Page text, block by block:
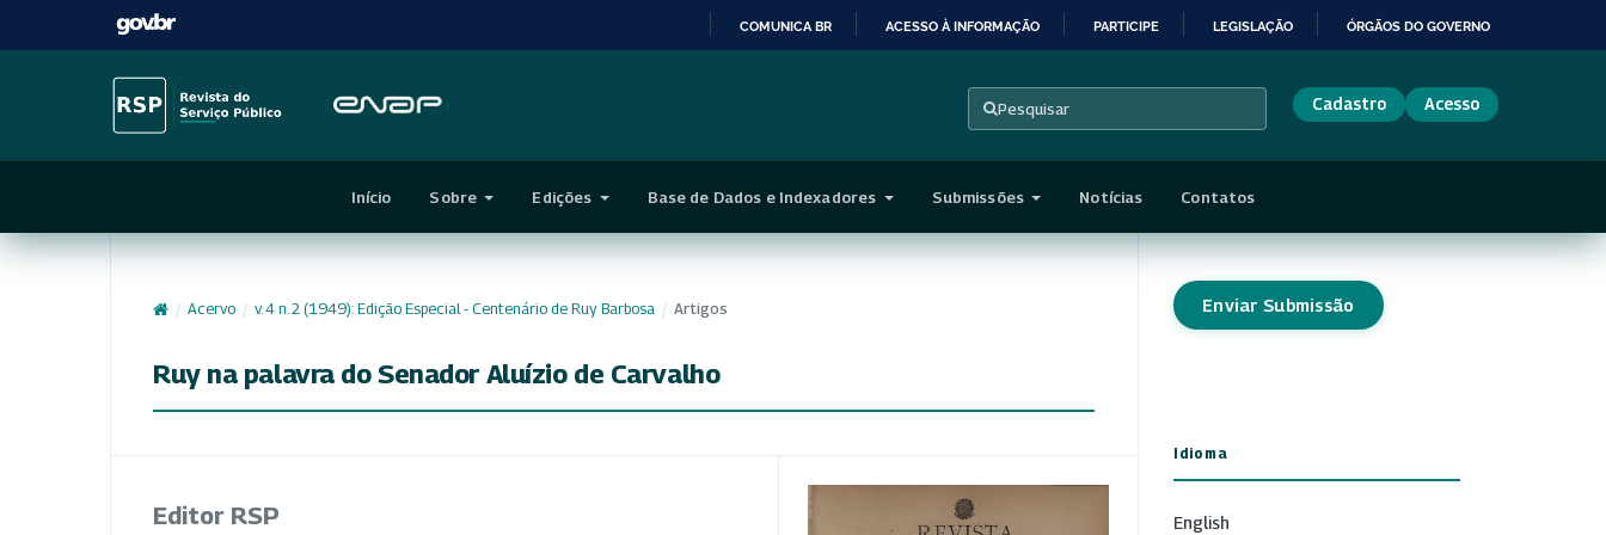
CONTEÚDO
COMUNICA BR ACESSO À INFORMAÇÃO PARTICIPE LEGISLAÇÃO ÓRGÃOS DO GOVERNO
Pesquisar Cadastro Acesso
Início Sobre Edições Base de Dados e Indexadores Submissões Notícias Contatos
/ Acervo / v. 4 n. 2 (1949): Edição Especial - Centenário de Ruy Barbosa / Artigos
Ruy na palavra do Senador Aluízio de Carvalho
Editor RSP
Enviar Submissão
Idioma
English